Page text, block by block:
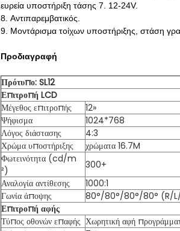
ευρεία υποστήριξη τάσης 7. 12-24V.
8. Αντιπαρεμβατικός.
9. Μοντάρισμα τοίχων υποστήριξης, στάση
Προδιαγραφή
Πρότυπο: SL12
Επιτροπή LCD
Μέγεθος επιτροπής
12»
Ψήφισμα
1024*768
Λόγος διάστασης
4:3
Χρώμα υποστήριξης
χρώματα 16.7M
Φωτεινότητα (cd/m
²)
300+
Αναλογία αντίθεσης
1000:1
Γωνία άποψης
80°/80°/80°/80° (R/
Επιτροπή αφής
Τύπος οθονών επαφής Χωρητική αφή